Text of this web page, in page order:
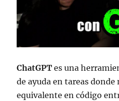
ChatGPT es una
de ayuda en tareas
equivalente en código